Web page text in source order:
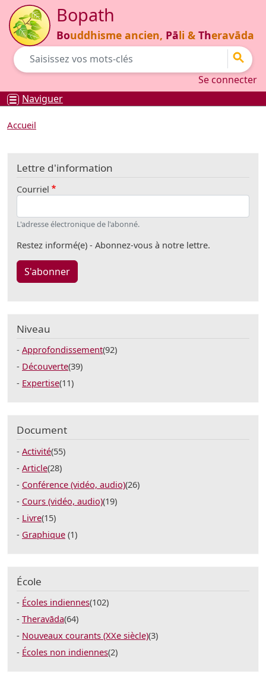
Aller au contenu principal
Bopath
Bouddhisme ancien, Pāli & Theravāda
Go
Se connecter
Naviguer
Accueil
Lettre d'information
Courriel
L'adresse électronique de l'abonné.
Restez informé(e) - Abonnez-vous à notre lettre.
S'abonner
Niveau
Approfondissement(92)
Découverte(39)
Expertise(11)
Document
Activité(55)
Article(28)
Conférence (vidéo, audio)(26)
Cours (vidéo, audio)(19)
Livre(15)
Graphique (1)
École
Écoles indiennes(102)
Theravāda(64)
Nouveaux courants (XXe siècle)(3)
Écoles non indiennes(2)